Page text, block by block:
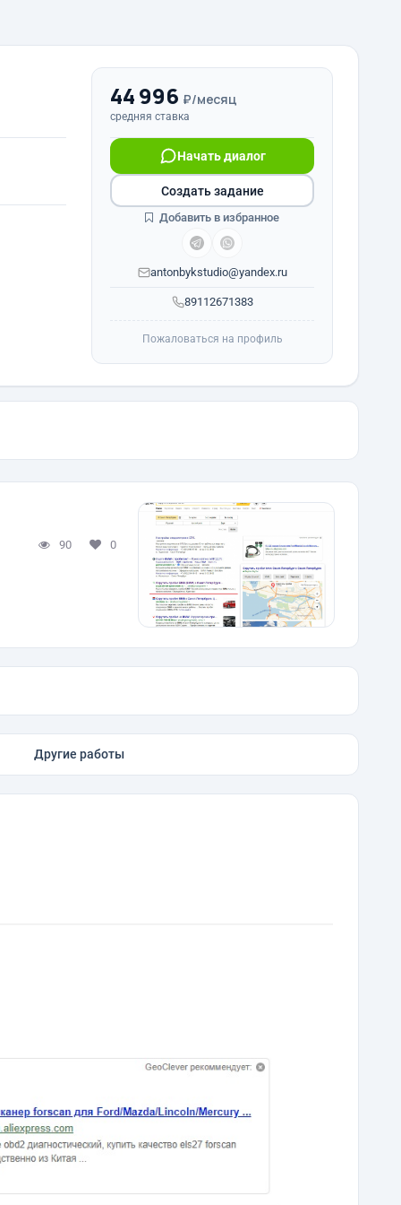
44 996 ₽/месяц
средняя ставка
89112671383
Начать диалог
antonbykstudio@yandex.ru
Создать задание
Добавить в избранное
Пожаловаться на профиль
90 0
Другие работы